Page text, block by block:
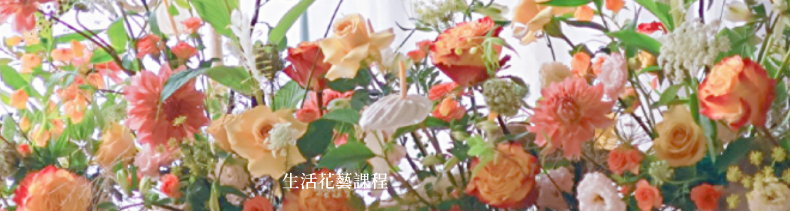
生活花藝課程